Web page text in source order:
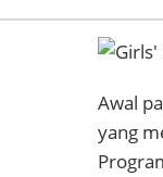
Awal
yang